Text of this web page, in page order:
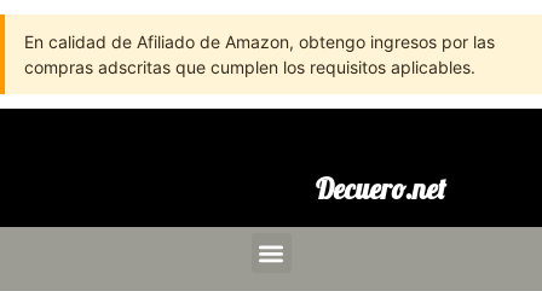
En calidad de Afiliado de Amazon, obtengo ingresos por las
compras adscritas que cumplen los requisitos aplicables.
Decuero.net